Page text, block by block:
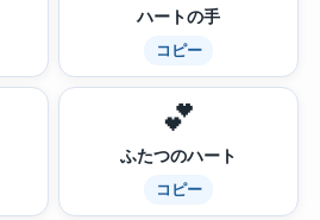
ハートの手
コピー
💕
ふたつのハート
コピー